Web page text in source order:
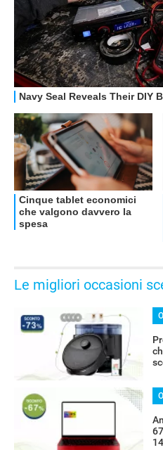
OFFERTE
Le migliori occasioni